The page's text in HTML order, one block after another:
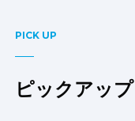
PICK UP
ピックアップ